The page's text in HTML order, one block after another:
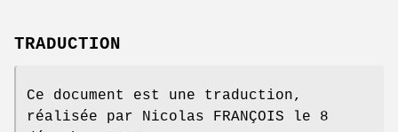
TRADUCTION
Ce document est une traduction,
réalisée par Nicolas FRANÇOIS le 8